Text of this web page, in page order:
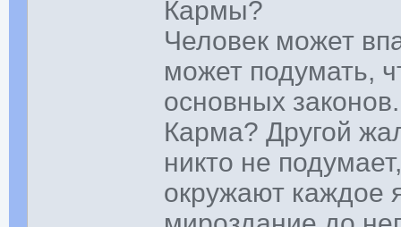
Кармы?
Человек может
может подумать,
основных
Карма? Другой
никто не
окружают каждое